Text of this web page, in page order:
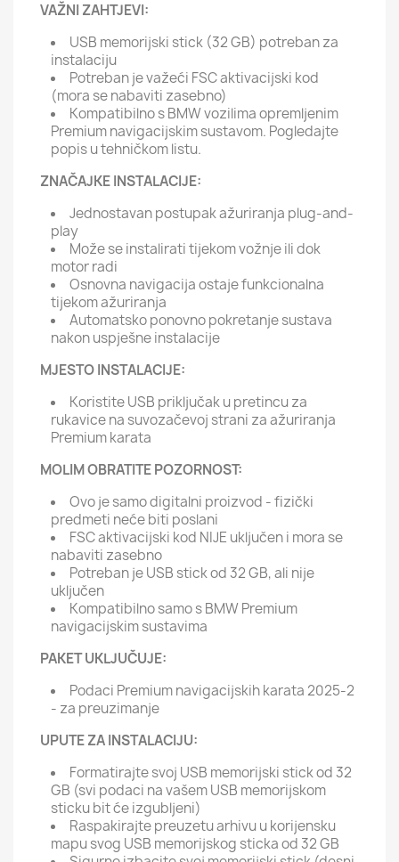
VAŽNI ZAHTJEVI:
USB memorijski stick (32 GB) potreban za
instalaciju
Potreban je važeći FSC aktivacijski kod
(mora se nabaviti zasebno)
Kompatibilno s BMW vozilima opremljenim
Premium navigacijskim sustavom. Pogledajte
popis u tehničkom listu.
ZNAČAJKE INSTALACIJE:
Jednostavan postupak ažuriranja plug-and-
play
Može se instalirati tijekom vožnje ili dok
motor radi
Osnovna navigacija ostaje funkcionalna
tijekom ažuriranja
Automatsko ponovno pokretanje sustava
nakon uspješne instalacije
MJESTO INSTALACIJE:
Koristite USB priključak u pretincu za
rukavice na suvozačevoj strani za ažuriranja
Premium karata
MOLIM OBRATITE POZORNOST:
Ovo je samo digitalni proizvod - fizički
predmeti neće biti poslani
FSC aktivacijski kod NIJE uključen i mora se
nabaviti zasebno
Potreban je USB stick od 32 GB, ali nije
uključen
Kompatibilno samo s BMW Premium
navigacijskim sustavima
PAKET UKLJUČUJE:
Podaci Premium navigacijskih karata 2025-2
- za preuzimanje
UPUTE ZA INSTALACIJU:
Formatirajte svoj USB memorijski stick od 32
GB (svi podaci na vašem USB memorijskom
sticku bit će izgubljeni)
Raspakirajte preuzetu arhivu u korijensku
mapu svog USB memorijskog sticka od 32 GB